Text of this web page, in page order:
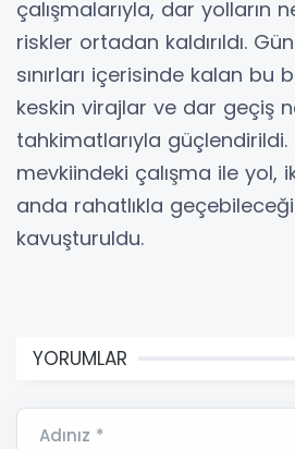
çalışmalarıyla, dar yolların
riskler ortadan kaldırıldı.
sınırları içerisinde kalan bu
keskin virajlar ve dar geçiş
tahkimatlarıyla güçlendirildi.
mevkiindeki çalışma ile yol,
anda rahatlıkla
kavuşturuldu.
YORUMLAR
Adınız *